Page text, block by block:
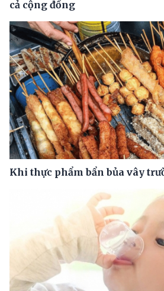
cả cộng đồng
Khi thực phẩm bẩn bủa vây